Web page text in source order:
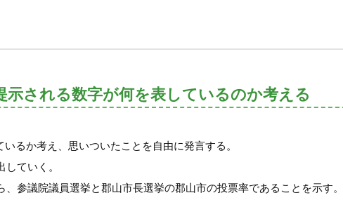
示される数字が何を表しているのか考える
るか考え、思いついたことを自由に発言する。
ていく。
参議院議員選挙と郡山市長選挙の郡山市の投票率であることを示す。